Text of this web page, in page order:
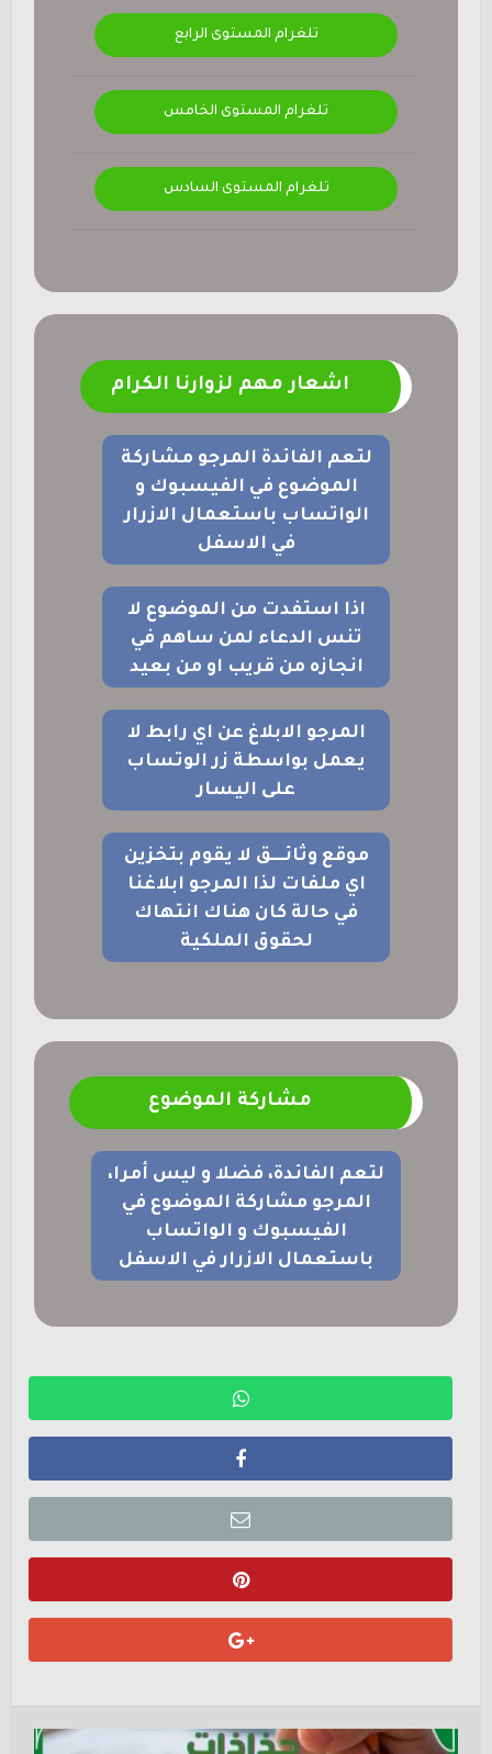
تلغرام المستوى الرابع
تلغرام المستوى الخامس
تلغرام المستوى السادس
اشعار مهم لزوارنا الكرام
لتعم الفائدة المرجو مشاركة
الموضوع في الفيسبوك و
الواتساب باستعمال الازرار
في الاسفل
اذا استفدت من الموضوع لا
تنس الدعاء لمن ساهم في
انجازه من قريب او من بعيد
المرجو الابلاغ عن اي رابط لا
يعمل بواسطة زر الوتساب
على اليسار
موقع وثائــــق لا يقوم بتخزين
اي ملفات لذا المرجو ابلاغنا
في حالة كان هناك انتهاك
لحقوق الملكية
مشاركة الموضوع
لتعم الفائدة، فضلا و ليس أمرا،
المرجو مشاركة الموضوع في
الفيسبوك و الواتساب
باستعمال الازرار في الاسفل